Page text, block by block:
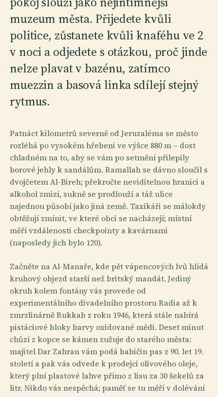
muzeum města. Přijedete kvůli
politice, zůstanete kvůli knaféhu ve 2
v noci a odjedete s otázkou, proč jinde
nelze plavat v bazénu, zatímco
muezzin a basová linka sdílejí stejný
rytmus.
Patnáct kilometrů severně od Jeruzaléma se město
rozléhá po vysokém hřebeni ve výšce 880 m – dost
chladném na to, aby se vám po setmění přilepily
borové jehly k sandálům. Ramallah se dávno sloučil s
dvojčetem Al-Bireh; překročte neviditelnou hranici a
alkohol zmizí, sukně se prodlouží a táž ulice
najednou působí jako jiná země. Taxikáři se málokdy
obtěžují zmínit, ve které obci se nacházejí; místní
měří vzdálenosti checkpointy a kavárnami
(naposledy jich bylo 120).
Začněte na Al-Manaře, kde pět vápencových lvů hlídá
kruhový objezd starší než britský mandát. Jediný
okruh kolem fontány vás provede od
experimentálního divadelního prostoru Radia až k
zmrzlinárně Rukkab z roku 1946, která stále nabírá
pistáciové bloky barvy oxidované mědi. Deset minut
chůzí z kopce se kámen zužuje do starého města:
majitel Dar Zahran vám podá babičin pas z 90. let 19.
století a pak vás odvede k prodejci olivového oleje,
který plní plastové lahve přímo z lisu za 30 šekelů za
litr. Nikdo vás nespěchá; paměť se tu měří v dolévání